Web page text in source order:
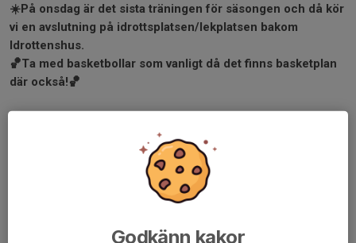
☀️På onsdag är det sista träningen för säsongen och då kör
vi en avslutning på idrottsplatsen/lekplatsen bakom
Idrottenshus.
🏀Ta med basketbollar som vanligt då det finns basketplan
där också!🏀
Visa alla kommentarer (5)...
Godkänn kakor